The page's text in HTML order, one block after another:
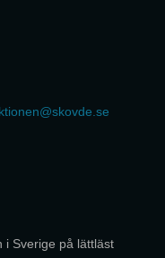
i Sverige på lättläst